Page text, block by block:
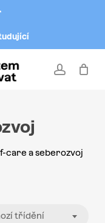
account
care a seberozvoj
třídění